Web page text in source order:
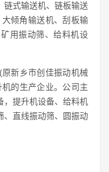
链式输送机、链板输送
倾角输送机、刮板输
用振动筛、给料机设
新乡市创佳振动机械
的生产企业。公司主
，提升机设备、给料机
、直线振动筛、圆振动